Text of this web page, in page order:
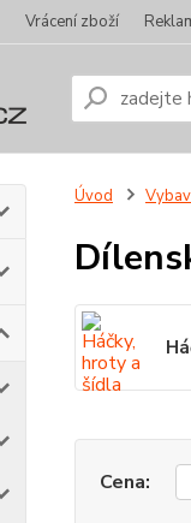
Vrácení zboží
Úvod
Cena: